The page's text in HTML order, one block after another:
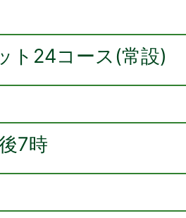
ト24コース(常設)
7時